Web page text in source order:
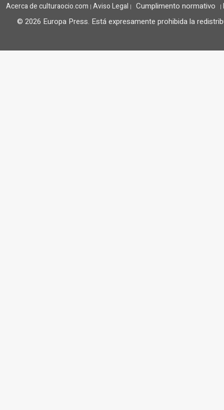
Acerca de culturaocio.com | Aviso Legal | Cumplimento normativo |
© 2026 Europa Press. Está expresamente prohibida la